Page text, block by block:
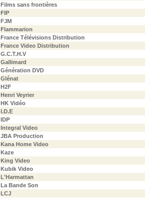
Films sans frontières
FIP
FJM
Flammarion
France Télévisions Distribution
France Video Distribution
G.C.T.H.V
Gallimard
Génération DVD
Glénat
H2F
Henri Veyrier
HK Vidéo
I.D.E
IDP
Integral Video
JBA Production
Kana Home Video
Kaze
King Video
Kubik Video
L'Harmattan
La Bande Son
LCJ